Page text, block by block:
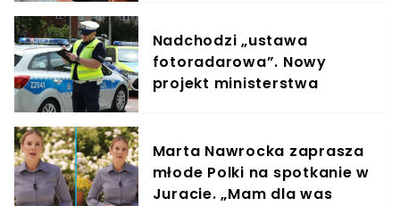
Nadchodzi „ustawa
fotoradarowa”. Nowy
projekt ministerstwa
Marta Nawrocka zaprasza
młode Polki na spotkanie w
Juracie. „Mam dla was